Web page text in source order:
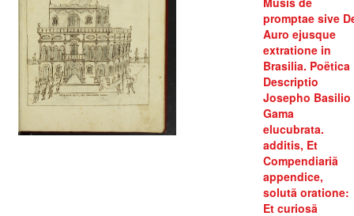
promptae sive
Auro ejusque
extratione in
Brasilia. Poëtica
Descriptio
Josepho Basilio
Gama
elucubrata.
additis, Et
Compendiariã
appendice,
solutã oratione:
Et curiosã